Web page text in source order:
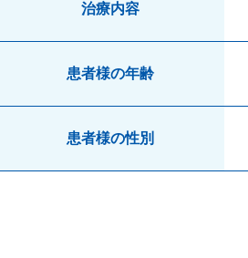
治療内容
患者様の年齢
患者様の性別